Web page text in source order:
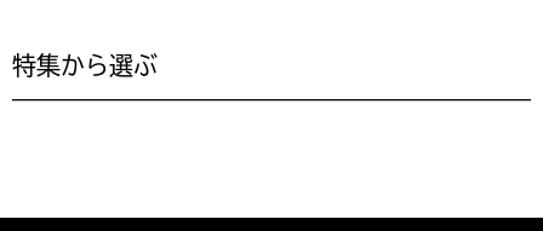
特集から選ぶ